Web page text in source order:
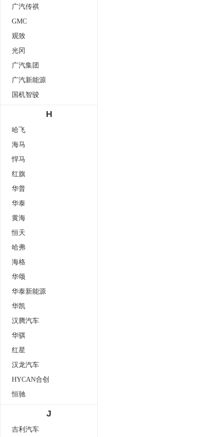
广汽传祺
GMC
观致
光冈
广汽集团
广汽新能源
国机智骏
H
哈飞
海马
悍马
红旗
华普
华泰
黄海
恒天
哈弗
海格
华颂
华泰新能源
华凯
汉腾汽车
华骐
红星
汉龙汽车
HYCAN合创
恒驰
J
吉利汽车